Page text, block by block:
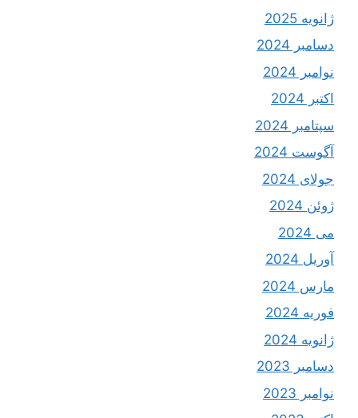
ژانویه 2025
دسامبر 2024
نوامبر 2024
اکتبر 2024
سپتامبر 2024
آگوست 2024
جولای 2024
ژوئن 2024
می 2024
آوریل 2024
مارس 2024
فوریه 2024
ژانویه 2024
دسامبر 2023
نوامبر 2023